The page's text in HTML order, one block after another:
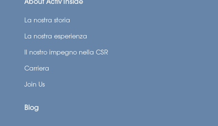
La nostra storia
La nostra esperienza
Il nostro impegno nella CSR
Carriera
Join Us
Blog